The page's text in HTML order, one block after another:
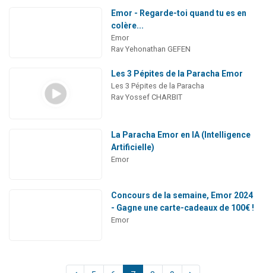
Emor - Regarde-toi quand tu es en
colère...
Emor
Rav Yehonathan GEFEN
Les 3 Pépites de la Paracha Emor
Les 3 Pépites de la Paracha
Rav Yossef CHARBIT
La Paracha Emor en IA (Intelligence
Artificielle)
Emor
Concours de la semaine, Emor 2024
- Gagne une carte-cadeaux de 100€ !
Emor